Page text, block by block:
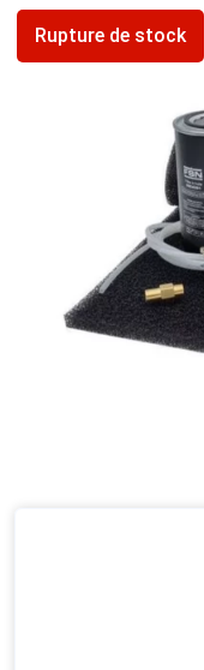
Rupture de stock